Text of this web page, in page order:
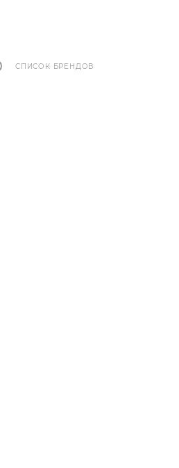
СПИСОК БРЕНДОВ